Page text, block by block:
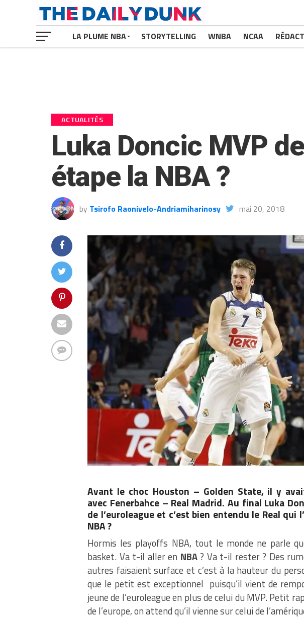
LA PLUME NBA STORYTELLING WNBA NCAA
ACTUALITÉS
Luka Doncic MVP
étape la NBA ?
by Tsirofo Raonivelo-Andriamiharinosy mai 20, 2018
Avant le choc Houston – Golden State, il y
avec Fenerbahce – Real Madrid. Au final Luka
de l’euroleague et c’est bien entendu le Real qui
NBA ?
Hormis les playoffs NBA, tout le monde ne parle
basket. Va t-il aller en NBA? Va t-il rester ? Des
autres faisaient surface et c’est à la hauteur du
que le petit est exceptionnel puisqu’il vient de
jeune de l’euroleague en plus de celui du MVP. Petit
de l’europe, on attend qu’il vienne sur celui de